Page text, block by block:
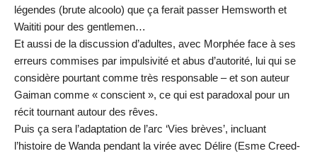
légendes (brute alcoolo) que ça ferait passer Hemsworth et
Waititi pour des gentlemen…
Et aussi de la discussion d’adultes, avec Morphée face à ses
erreurs commises par impulsivité et abus d’autorité, lui qui se
considère pourtant comme très responsable – et son auteur
Gaiman comme « conscient », ce qui est paradoxal pour un
récit tournant autour des rêves.
Puis ça sera l’adaptation de l’arc ‘Vies brèves’, incluant
l’histoire de Wanda pendant la virée avec Délire (Esme Creed-